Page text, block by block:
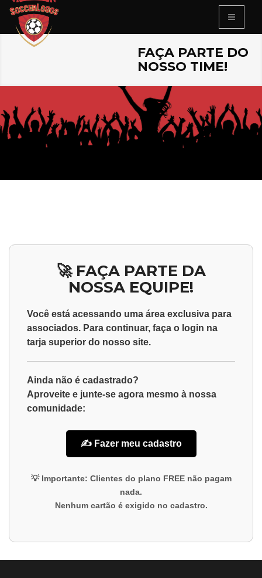
FAÇA PARTE DO
NOSSO TIME!
🚀 FAÇA PARTE DA
NOSSA EQUIPE!
Você está acessando uma área exclusiva para
associados. Para continuar, faça o login na
tarja superior do nosso site.
Ainda não é cadastrado?
Aproveite e junte-se agora mesmo à nossa
comunidade:
✍️ Fazer meu cadastro
💡 Importante: Clientes do plano FREEnão pagam
nada.
Nenhum cartão é exigido no cadastro.